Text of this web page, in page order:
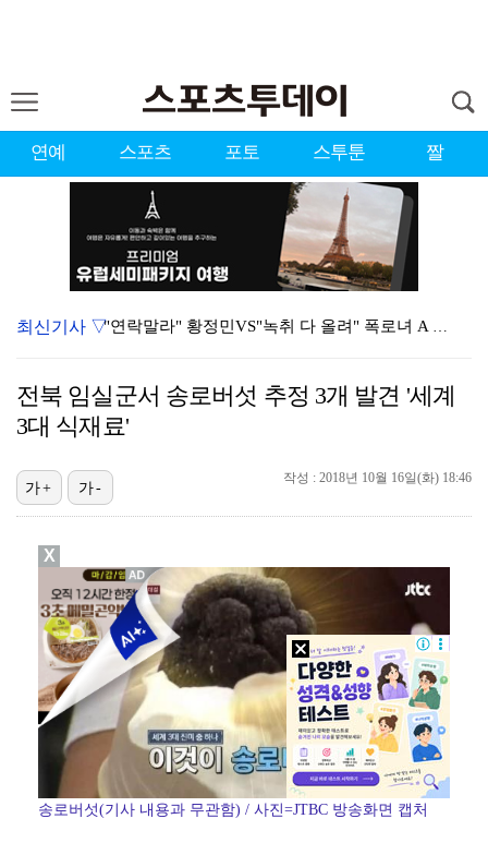
연예 스포츠 포토 스투툰 짤
"연락말라" 황정민VS"녹취 다 올려" 폭로녀 A 씨,…
황정민 폭로자 "아들 연극 몰래 관람? 소품 준비 돕고…
10주년인데 40명뿐?…블랙핑크 행사 공지에 팬심 폭발…
'나솔' 24기 옥순, 출연료 미지급 폭로 "1년 넘게…
"매출 10% 안주면 폭로" 박나래 前 매니저 2명, …
KBO, 기록적인 폭염으로 9일까지 리그 중단…내달 6…
최신기사 ▽
전북 임실군서 송로버섯 추정 3개 발견 '세계
3대 식재료'
작성 : 2018년 10월 16일(화) 18:46
가+ 가-
송로버섯(기사 내용과 무관함) / 사진=JTBC 방송화면 캡처
X